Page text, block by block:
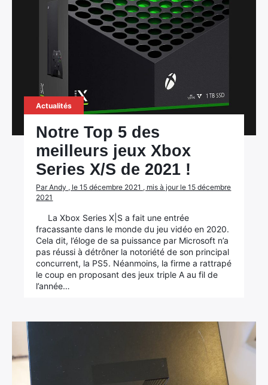
Actualités
Notre Top 5 des
meilleurs jeux Xbox
Series X/S de 2021 !
Par Andy , le 15 décembre 2021 , mis à jour le 15 décembre
2021
La Xbox Series X|S a fait une entrée
fracassante dans le monde du jeu vidéo en 2020.
Cela dit, l’éloge de sa puissance par Microsoft n’a
pas réussi à détrôner la notoriété de son principal
concurrent, la PS5. Néanmoins, la firme a rattrapé
le coup en proposant des jeux triple A au fil de
l’année…